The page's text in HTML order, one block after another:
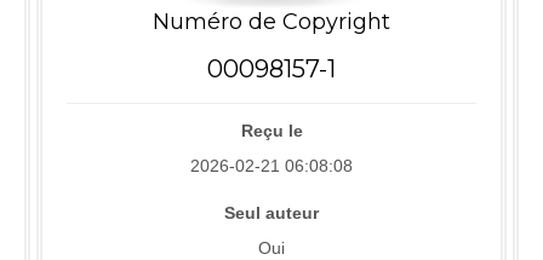
Numéro de Copyright
00098157-1
Reçu le
2026-02-21 06:08:08
Seul auteur
Oui